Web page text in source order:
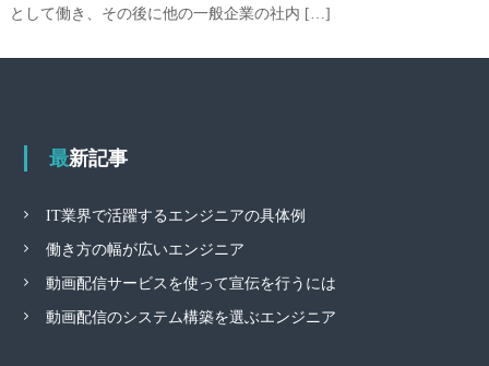
として働き、その後に他の一般企業の社内 […]
最新記事
IT業界で活躍するエンジニアの具体例
働き方の幅が広いエンジニア
動画配信サービスを使って宣伝を行うには
動画配信のシステム構築を選ぶエンジニア